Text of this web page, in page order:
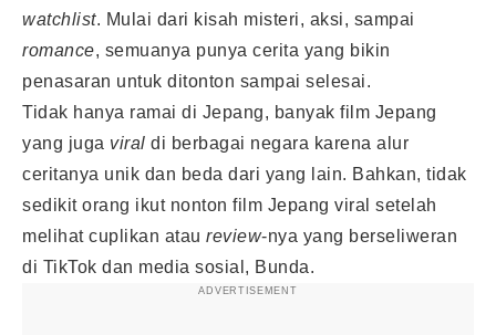
watchlist. Mulai dari kisah misteri, aksi, sampai
romance, semuanya punya cerita yang bikin
penasaran untuk ditonton sampai selesai.
Tidak hanya ramai di Jepang, banyak film Jepang
yang juga viral di berbagai negara karena alur
ceritanya unik dan beda dari yang lain. Bahkan, tidak
sedikit orang ikut nonton film Jepang viral setelah
melihat cuplikan atau review-nya yang berseliweran
di TikTok dan media sosial, Bunda.
ADVERTISEMENT